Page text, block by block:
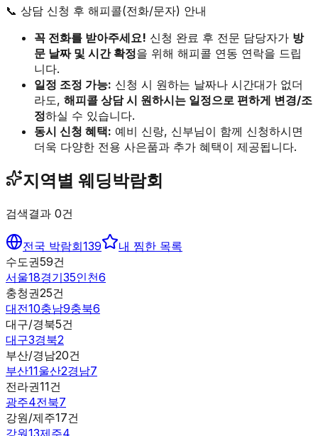
📞 상담 신청 후 해피콜(전화/문자) 안내
꼭 전화를 받아주세요! 신청 완료 후 전문 담당자가 방
문 날짜 및 시간 확정을 위해 해피콜 연동 연락을 드립
니다.
일정 조정 가능: 신청 시 원하는 날짜나 시간대가 없더
라도, 해피콜 상담 시 원하시는 일정으로 편하게 변경/조
정하실 수 있습니다.
동시 신청 혜택: 예비 신랑, 신부님이 함께 신청하시면
더욱 다양한 전용 사은품과 추가 혜택이 제공됩니다.
지역별 웨딩박람회
검색결과 0건
전국 박람회139
내 찜한 목록
수도권59건
서울18경기35인천6
충청권25건
대전10충남9충북6
대구/경북5건
대구3경북2
부산/경남20건
부산11울산2경남7
전라권11건
광주4전북7
강원/제주17건
강원13제주4